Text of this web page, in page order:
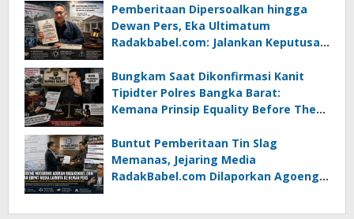
Pemberitaan Dipersoalkan hingga
Dewan Pers, Eka Ultimatum
Radakbabel.com: Jalankan Keputusan
Bungkam Saat Dikonfirmasi Kanit
Tipidter Polres Bangka Barat:
Kemana Prinsip Equality Before The
Buntut Pemberitaan Tin Slag
Memanas, Jejaring Media
RadakBabel.com Dilaporkan Agoeng